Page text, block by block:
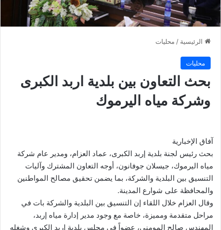
الرئيسية / محليات
محليات
بحث التعاون بين بلدية اربد الكبرى
وشركة مياه اليرموك
آفاق الإخبارية
بحث رئيس لجنة بلدية إربد الكبرى، عماد العزام، ومدير عام شركة
مياه اليرموك، جيسلان جوفانون، أوجه التعاون المشترك وآليات
التنسيق بين البلدية والشركة، بما يضمن تحقيق مصالح المواطنين
والمحافظة على شوارع المدينة.
وقال العزام خلال اللقاء إن التنسيق بين البلدية والشركة بات في
مراحل متقدمة ومميزة، خاصة مع وجود مدير إدارة مياه إربد،
المهندس صالح المومني، عضواً في مجلس بلدية إربد الكبرى وشغله